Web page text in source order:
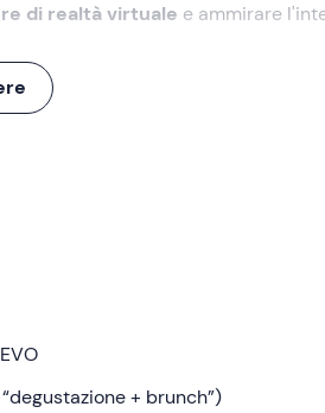
di realtà virtuale e ammirare
in un vero e proprio brunch!).
la
una rilassante
, dove
+ brunch”)